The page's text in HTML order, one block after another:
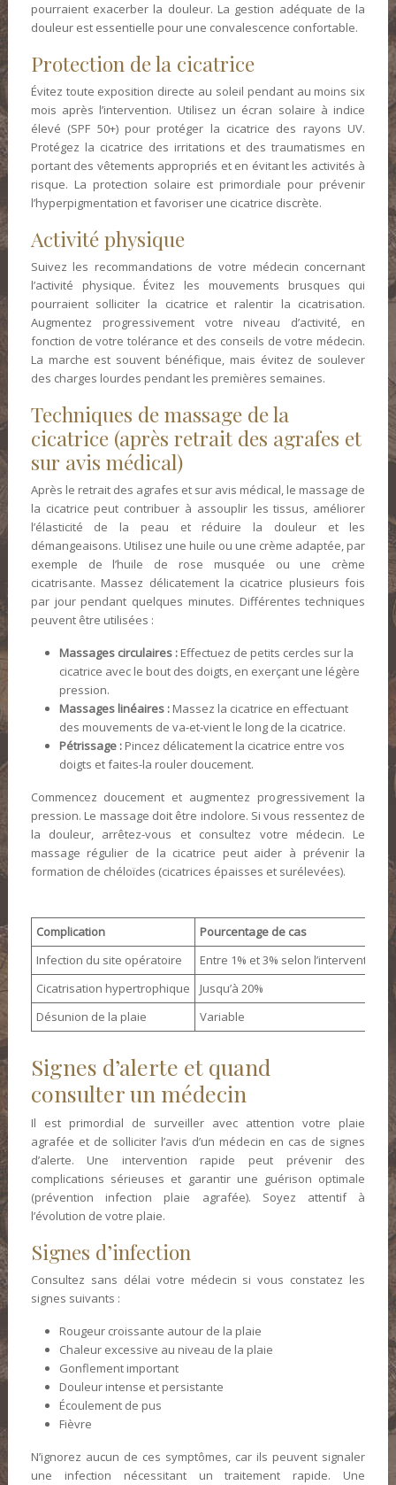
pourraient exacerber la douleur. La gestion adéquate de la
douleur est essentielle pour une convalescence confortable.
Protection de la cicatrice
Évitez toute exposition directe au soleil pendant au moins six
mois après l’intervention. Utilisez un écran solaire à indice
élevé (SPF 50+) pour protéger la cicatrice des rayons UV.
Protégez la cicatrice des irritations et des traumatismes en
portant des vêtements appropriés et en évitant les activités à
risque. La protection solaire est primordiale pour prévenir
l’hyperpigmentation et favoriser une cicatrice discrète.
Activité physique
Suivez les recommandations de votre médecin concernant
l’activité physique. Évitez les mouvements brusques qui
pourraient solliciter la cicatrice et ralentir la cicatrisation.
Augmentez progressivement votre niveau d’activité, en
fonction de votre tolérance et des conseils de votre médecin.
La marche est souvent bénéfique, mais évitez de soulever
des charges lourdes pendant les premières semaines.
Techniques de massage de la
cicatrice (après retrait des agrafes et
sur avis médical)
Après le retrait des agrafes et sur avis médical, le massage de
la cicatrice peut contribuer à assouplir les tissus, améliorer
l’élasticité de la peau et réduire la douleur et les
démangeaisons. Utilisez une huile ou une crème adaptée, par
exemple de l’huile de rose musquée ou une crème
cicatrisante. Massez délicatement la cicatrice plusieurs fois
par jour pendant quelques minutes. Différentes techniques
peuvent être utilisées :
Massages circulaires : Effectuez de petits cercles sur la
cicatrice avec le bout des doigts, en exerçant une légère
pression.
Massages linéaires : Massez la cicatrice en effectuant
des mouvements de va-et-vient le long de la cicatrice.
Pétrissage : Pincez délicatement la cicatrice entre vos
doigts et faites-la rouler doucement.
Commencez doucement et augmentez progressivement la
pression. Le massage doit être indolore. Si vous ressentez de
la douleur, arrêtez-vous et consultez votre médecin. Le
massage régulier de la cicatrice peut aider à prévenir la
formation de chéloïdes (cicatrices épaisses et surélevées).
Complication Pourcentage de cas
Infection du site opératoire
Entre 1% et 3% selon l’intervention
Cicatrisation hypertrophique
Jusqu’à 20%
Désunion de la plaie
Variable
Signes d’alerte et quand
consulter un médecin
Il est primordial de surveiller avec attention votre plaie
agrafée et de solliciter l’avis d’un médecin en cas de signes
d’alerte. Une intervention rapide peut prévenir des
complications sérieuses et garantir une guérison optimale
(prévention infection plaie agrafée). Soyez attentif à
l’évolution de votre plaie.
Signes d’infection
Consultez sans délai votre médecin si vous constatez les
signes suivants :
Rougeur croissante autour de la plaie
Chaleur excessive au niveau de la plaie
Gonflement important
Douleur intense et persistante
Écoulement de pus
Fièvre
N’ignorez aucun de ces symptômes, car ils peuvent signaler
une infection nécessitant un traitement rapide. Une